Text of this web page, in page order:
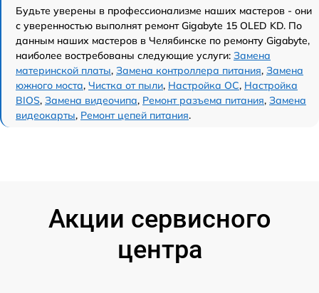
Будьте уверены в профессионализме наших мастеров - они
с уверенностью выполнят ремонт Gigabyte 15 OLED KD. По
данным наших мастеров в Челябинске по ремонту Gigabyte,
наиболее востребованы следующие услуги: Замена
материнской платы, Замена контроллера питания, Замена
южного моста, Чистка от пыли, Настройка ОС, Настройка
BIOS, Замена видеочипа, Ремонт разъема питания, Замена
видеокарты, Ремонт цепей питания.
Акции сервисного
центра